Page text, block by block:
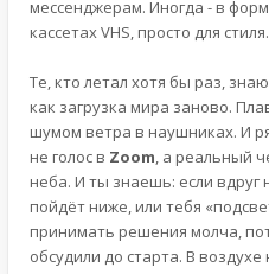
мессенджерам. Иногда - в
кассетах VHS, просто для
Те, кто летал хотя бы раз,
как загрузка мира заново.
шумом ветра в наушниках. И
не голос в Zoom, а реальный
неба. И ты знаешь: если вдруг
пойдёт ниже, или тебя
принимать решения молча,
обсудили до старта. В